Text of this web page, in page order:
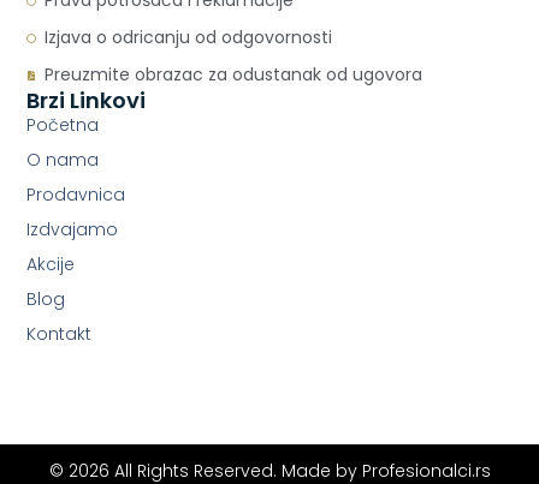
Izjava o odricanju od odgovornosti
Preuzmite obrazac za odustanak od ugovora
Brzi Linkovi
Početna
O nama
Prodavnica
Izdvajamo
Akcije
Blog
Kontakt
© 2026 All Rights Reserved. Made by Profesionalci.rs